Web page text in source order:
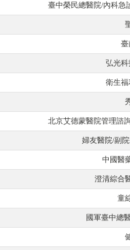
臺中榮民總醫院/內科急
臺
弘光
衛生
北京艾德蒙醫院管理諮
婦友醫院/副
中國醫
澄清綜合
童
國軍臺中總